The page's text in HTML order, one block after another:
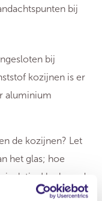
bij
bij
kozijnen is er
aluminium
de kozijnen? Let
het glas; hoe
isolatie. Heel goed
een U-waarde van